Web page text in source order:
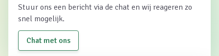
Stuur ons een bericht via de chat en wij reageren zo
snel mogelijk.
Chat met ons